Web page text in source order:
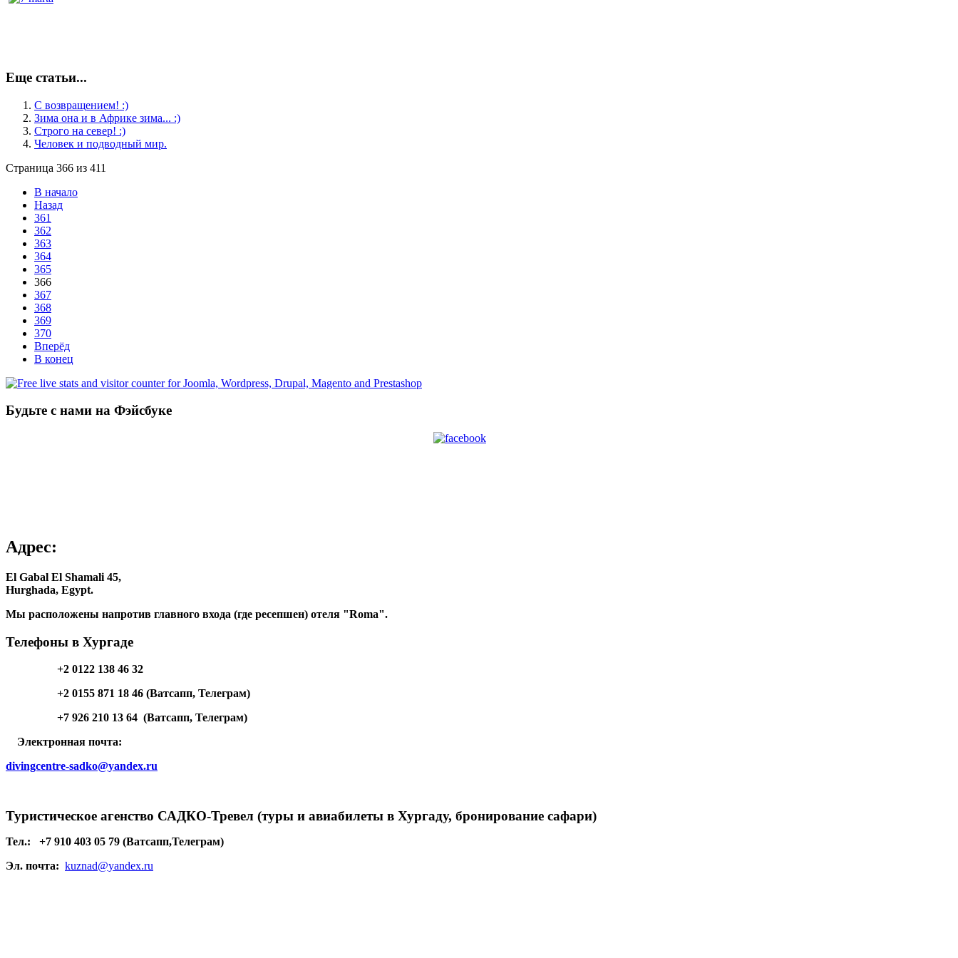
Еще статьи...
С возвращением! :)
Зима она и в Африке зима... :)
Строго на север! :)
Человек и подводный мир.
Страница 366 из 411
В начало
Назад
361
362
363
364
365
366
367
368
369
370
Вперёд
В конец
Будьте с нами на Фэйсбуке
Адрес:
El Gabal El Shamali 45,
Hurghada, Egypt.
Мы расположены напротив главного входа (где ресепшен) отеля "Roma".
Телефоны в Хургаде
+2 0122 138 46 32
+2 0155 871 18 46 (Ватсапп, Телеграм)
+7 926 210 13 64 (Ватсапп, Телеграм)
Электронная почта:
divingcentre-sadko@yandex.ru
Туристическое агенство САДКО-Тревел (туры и авиабилеты в Хургаду, бронирование сафари)
Тел.:
+7 910 403 05 79 (Ватсапп,Телеграм)
Эл. почта: kuznad@yandex.ru